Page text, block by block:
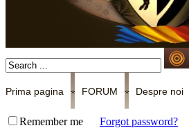
Prima pagina FORUM Despre noi
Remember me Forgot password?